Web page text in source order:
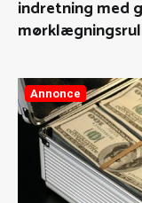
indretning med
Annonce